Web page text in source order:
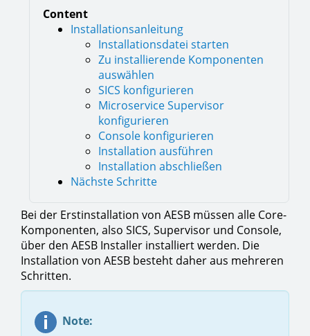
Content
Installationsanleitung
Installationsdatei starten
Zu installierende Komponenten
auswählen
SICS konfigurieren
Microservice Supervisor
konfigurieren
Console konfigurieren
Installation ausführen
Installation abschließen
Nächste Schritte
Bei der Erstinstallation von AESB müssen alle Core-
Komponenten, also SICS, Supervisor und Console,
über den AESB Installer installiert werden. Die
Installation von AESB besteht daher aus mehreren
Schritten.
Note: